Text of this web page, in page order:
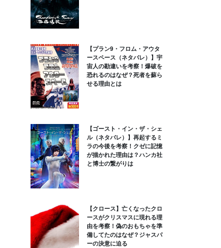
【プラン9・フロム・アウタ
ースペース（ネタバレ）】宇
宙人の勘違いを考察！爆破を
恐れるのはなぜ？死者を蘇ら
せる理由とは
【ゴースト・イン・ザ・シェ
ル（ネタバレ）】再起するミ
ラの今後を考察！クゼに記憶
が描かれた理由は？ハンカ社
と博士の繋がりは
【クロース】亡くなったクロ
ースがクリスマスに現れる理
由を考察！偽のおもちゃを準
備してたのはなぜ？ジャスパ
ーの決意に迫る